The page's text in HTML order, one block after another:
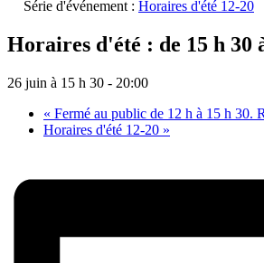
Série d'événement : Horaires d'été 12-20
Horaires d'été : de 15 h 30
26 juin à 15 h 30 - 20:00
« Fermé au public de 12 h à 15 h 30.
Horaires d'été 12-20 »